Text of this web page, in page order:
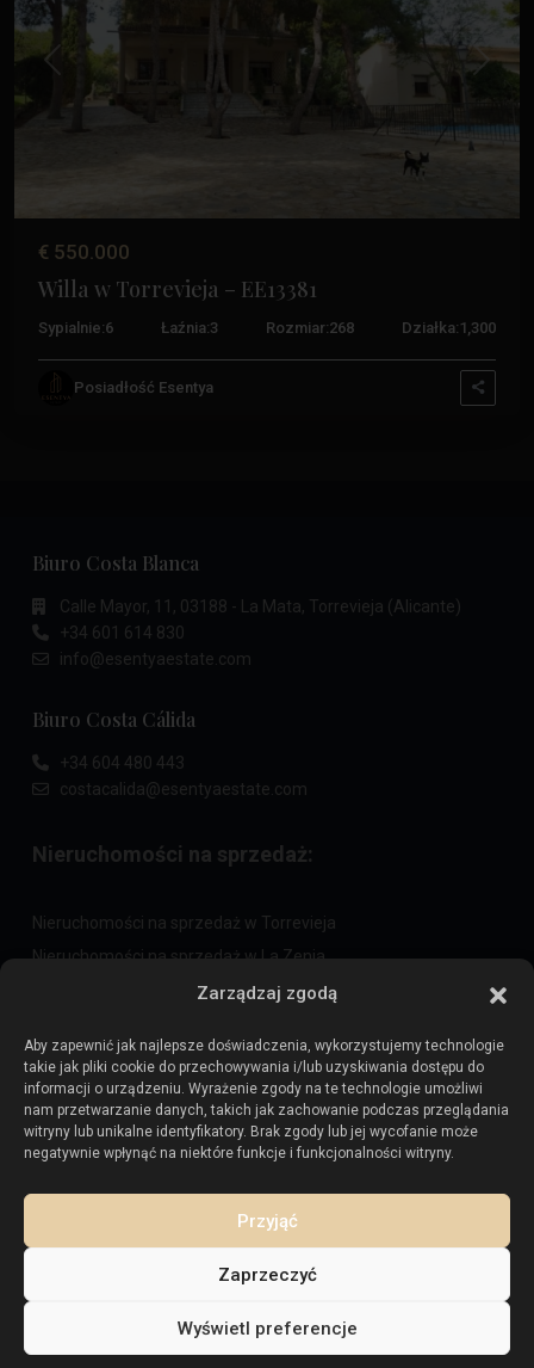
Zarządzaj zgodą
Aby zapewnić jak najlepsze doświadczenia, wykorzystujemy technologie
takie jak pliki cookie do przechowywania i/lub uzyskiwania dostępu do
informacji o urządzeniu. Wyrażenie zgody na te technologie umożliwi
nam przetwarzanie danych, takich jak zachowanie podczas przeglądania
witryny lub unikalne identyfikatory. Brak zgody lub jej wycofanie może
negatywnie wpłynąć na niektóre funkcje i funkcjonalności witryny.
Przyjąć
Zaprzeczyć
Wyświetl preferencje
Poprzedni
€ 550.000
Willa w Torrevieja – EE13381
Sypialnie:6 Łaźnia:3 Rozmiar:268 Działka: 1,300
Posiadłość Esentya
Biuro Costa Blanca
Calle Mayor, 11, 03188 - La Mata, Torrevieja (Alicante)
+34 601 614 830
info@esentyaestate.com
Biuro Costa Cálida
+34 604 480 443
costacalida@esentyaestate.com
Nieruchomości na sprzedaż:
Nieruchomości na sprzedaż w Torrevieja
Nieruchomości na sprzedaż w La Zenia
Nieruchomości na sprzedaż w Cabo Roig
Sprzedaj swoją nieruchomość:
Sprzedaj nieruchomość w La Mata